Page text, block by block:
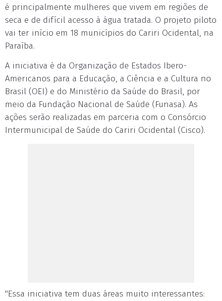
é principalmente mulheres que vivem em regiões de
seca e de difícil acesso à água tratada. O projeto piloto
vai ter início em 18 municípios do Cariri Ocidental, na
Paraíba.
A iniciativa é da Organização de Estados Ibero-
Americanos para a Educação, a Ciência e a Cultura no
Brasil (OEI) e do Ministério da Saúde do Brasil, por
meio da Fundação Nacional de Saúde (Funasa). As
ações serão realizadas em parceria com o Consórcio
Intermunicipal de Saúde do Cariri Ocidental (Cisco).
"Essa iniciativa tem duas áreas muito interessantes: